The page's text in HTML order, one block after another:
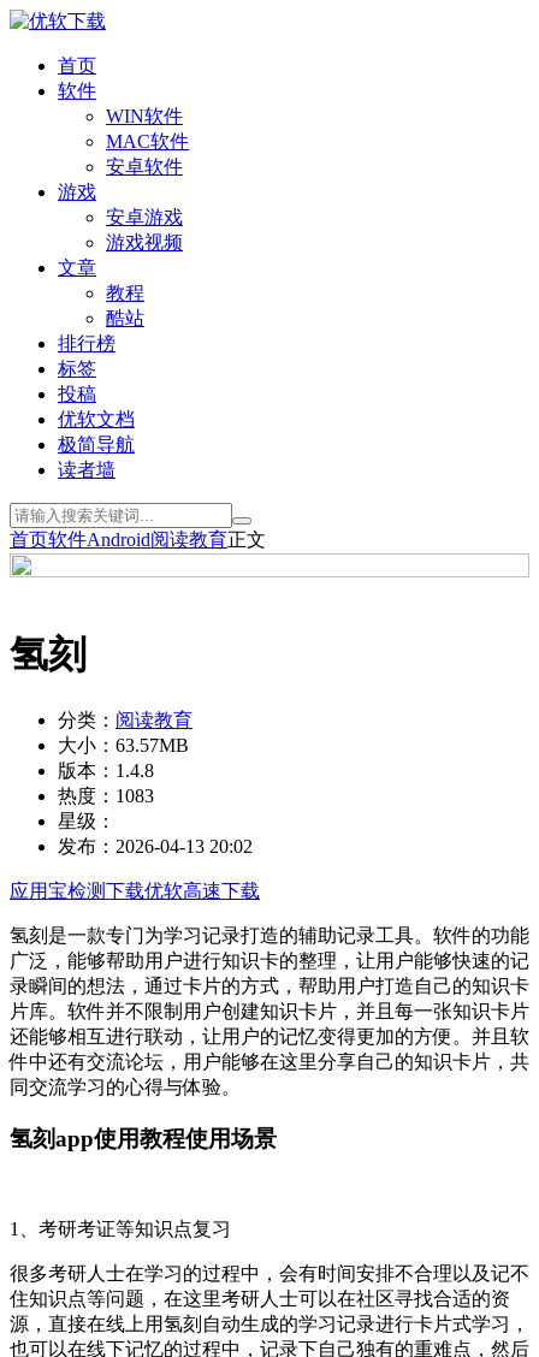
首页
软件
WIN软件
MAC软件
安卓软件
游戏
安卓游戏
游戏视频
文章
教程
酷站
排行榜
标签
投稿
优软文档
极简导航
读者墙
首页软件Android阅读教育正文
氢刻
分类： 阅读教育
大小： 63.57MB
版本： 1.4.8
热度： 1083
星级：
发布： 2026-04-13 20:02
应用宝检测下载优软高速下载
氢刻是一款专门为学习记录打造的辅助记录工具。软件的功能
广泛，能够帮助用户进行知识卡的整理，让用户能够快速的记
录瞬间的想法，通过卡片的方式，帮助用户打造自己的知识卡
片库。软件并不限制用户创建知识卡片，并且每一张知识卡片
还能够相互进行联动，让用户的记忆变得更加的方便。并且软
件中还有交流论坛，用户能够在这里分享自己的知识卡片，共
同交流学习的心得与体验。
氢刻app使用教程使用场景
1、考研考证等知识点复习
很多考研人士在学习的过程中，会有时间安排不合理以及记不
住知识点等问题，在这里考研人士可以在社区寻找合适的资
源，直接在线上用氢刻自动生成的学习记录进行卡片式学习，
也可以在线下记忆的过程中，记录下自己独有的重难点，然后